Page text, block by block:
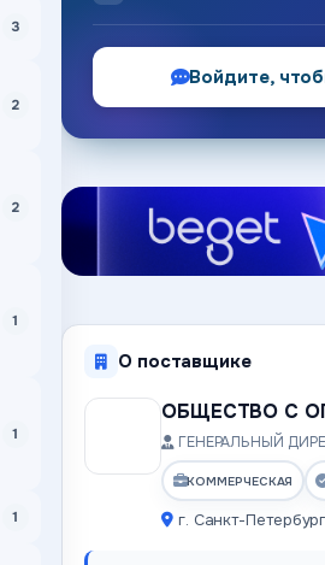
3
2
2
1
1
1
Войдите,
О поставщике
ОБЩЕСТВО С
ГЕНЕРАЛЬНЫЙ
КОММЕРЧЕСКАЯ
г. Санкт-Петербург